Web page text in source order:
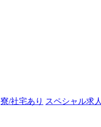
寮/社宅あり スペシャル求人